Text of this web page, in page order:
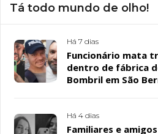
Tá todo mundo de olho!
Há 7 dias
Funcionário mata
dentro de fábrica
Bombril em São
Há 4 dias
Familiares e